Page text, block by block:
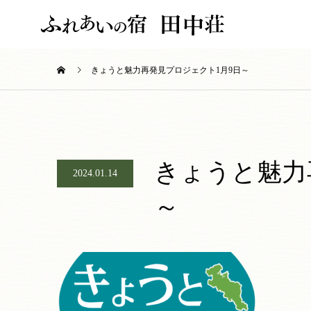
きょうと魅力再発見プロジェクト1月9日～
2024.01.14
きょうと魅
～